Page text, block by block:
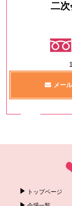
二
メー
トップページ